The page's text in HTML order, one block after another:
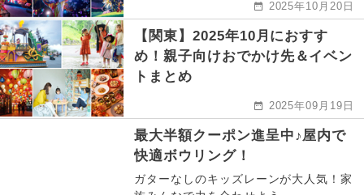
2025年10月20日
【関東】2025年10月におすす
め！親子向けおでかけ先＆イベン
トまとめ
2025年09月19日
最大半額クーポン進呈中♪屋内で
快適ボウリング！
ガターなしのキッズレーンが大人気！家